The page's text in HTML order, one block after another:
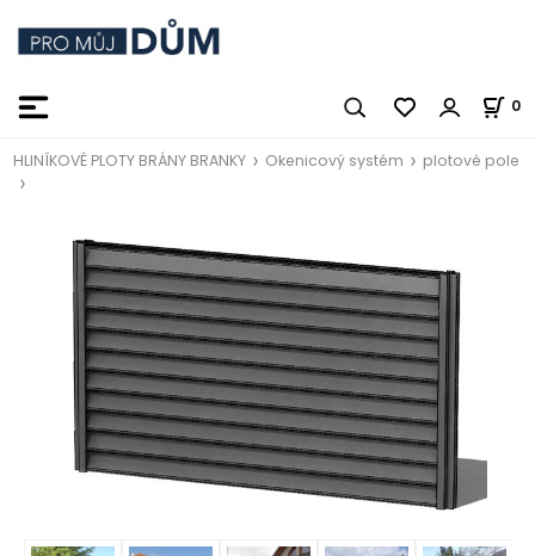
0
HLINÍKOVÉ PLOTY BRÁNY BRANKY Okenicový systém plotové pole